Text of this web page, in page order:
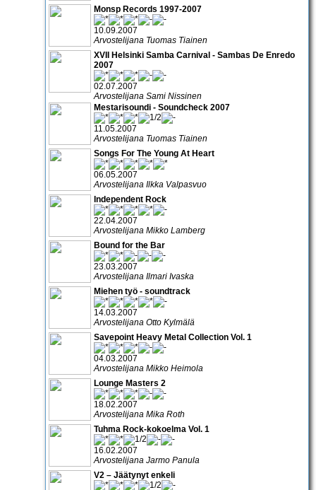
Monsp Records 1997-2007
10.09.2007
Arvostelijana Tuomas Tiainen
XVII Helsinki Samba Carnival - Sambas De Enredo
2007
02.07.2007
Arvostelijana Sami Nissinen
Mestarisoundi - Soundcheck 2007
11.05.2007
Arvostelijana Tuomas Tiainen
Songs For The Young At Heart
06.05.2007
Arvostelijana Ilkka Valpasvuo
Independent Rock
22.04.2007
Arvostelijana Mikko Lamberg
Bound for the Bar
23.03.2007
Arvostelijana Ilmari Ivaska
Miehen työ - soundtrack
14.03.2007
Arvostelijana Otto Kylmälä
Savepoint Heavy Metal Collection Vol. 1
04.03.2007
Arvostelijana Mikko Heimola
Lounge Masters 2
18.02.2007
Arvostelijana Mika Roth
Tuhma Rock-kokoelma Vol. 1
16.02.2007
Arvostelijana Jarmo Panula
V2 – Jäätynyt enkeli